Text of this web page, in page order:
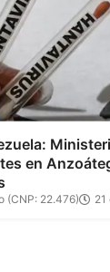
en
(CNP: 22.476)